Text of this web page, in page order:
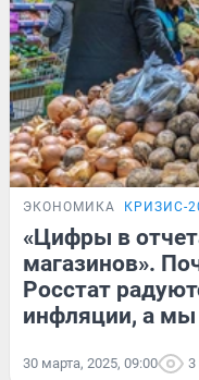
ЭКОНОМИКА КРИЗИС-
«Цифры в
магазинов».
Росстат
инфляции, а мы
30 марта, 2025, 09:00 3